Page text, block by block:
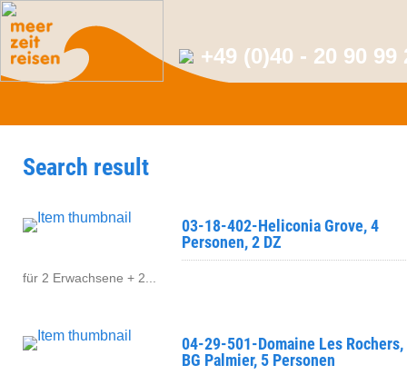
+49 (0)40 - 20 90 99
Search result
03-18-402-Heliconia Grove, 4
Personen, 2 DZ
für 2 Erwachsene + 2...
04-29-501-Domaine Les Rochers,
BG Palmier, 5 Personen